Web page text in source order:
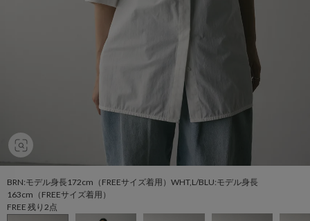
BRN:モデル身長172cm（FREEサイズ着用）WHT,L/BLU:モデル身長
163cm（FREEサイズ着用）
FREE 残り2点